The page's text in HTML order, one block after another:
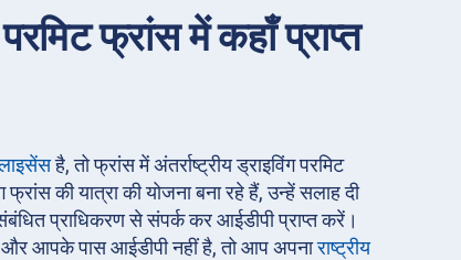
परमिट फ्रांस में कहाँ प्राप्त
लाइसेंसहै, तो फ्रांस में अंतर्राष्ट्रीय ड्राइविंग परमिट
की यात्रा की योजना बना रहे हैं, उन्हें सलाह दी
प्राधिकरण से संपर्क कर आईडीपी प्राप्त करें।
और आपके पास आईडीपी नहीं है, तो आप अपनाराष्ट्रीय